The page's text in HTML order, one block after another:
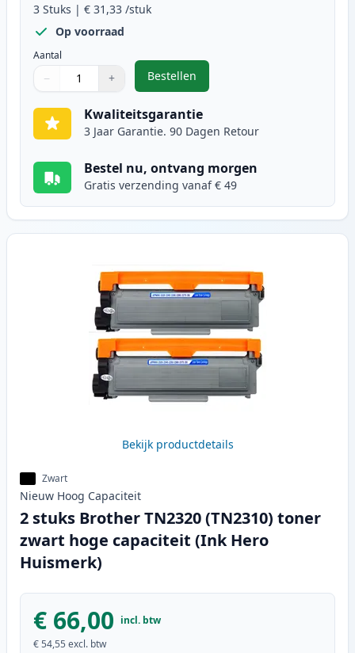
3 Stuks | € 31,33 /stuk
Op voorraad
Aantal
Gebruik de knoppen om aan te passen
− +
1
Bestellen
,3 stuks Brother TN2320 /
Kwaliteitsgarantie
3 Jaar Garantie. 90 Dagen Retour
Bestel nu, ontvang morgen
Gratis verzending vanaf € 49
Bekijk productdetails
Zwart
Nieuw Hoog Capaciteit
2 stuks Brother TN2320 (TN2310) toner
zwart hoge capaciteit (Ink Hero
Huismerk)
€ 66,00 incl. btw
€ 54,55 excl. btw